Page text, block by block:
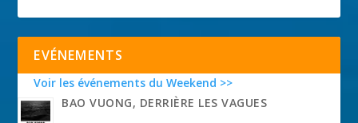
EVÉNEMENTS
Voir les événements du Weekend >>
BAO VUONG, DERRIÈRE LES VAGUES